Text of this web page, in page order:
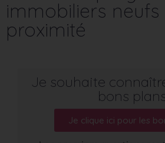
immobiliers neufs
proximité
Je souhaite
bons
Je clique ici pour les